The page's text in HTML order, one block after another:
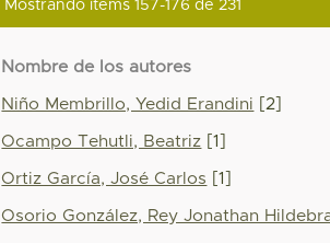
Mostrando ítems 157-176 de 231
Nombre de los autores
Niño Membrillo, Yedid Erandini [2]
Ocampo Tehutli, Beatriz [1]
Ortiz García, José Carlos [1]
Osorio González, Rey Jonathan